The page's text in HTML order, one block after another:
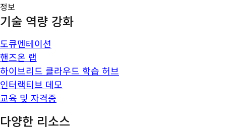
정보
기술 역량 강화
도큐멘테이션
핸즈온 랩
하이브리드 클라우드 학습 허브
인터랙티브 데모
교육 및 자격증
다양한 리소스